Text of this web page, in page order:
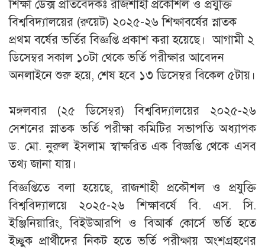
শিক্ষা ডেক্স প্রতিবেদকঃ রাজশাহী প্রকৌশল ও প্রযুক্তি
বিশ্ববিদ্যালয়ের (রুয়েট) ২০২৫-২৬ শিক্ষাবর্ষের স্নাতক
প্রথম বর্ষের ভর্তির বিজ্ঞপ্তি প্রকাশ করা হয়েছে। আগামী ২
ডিসেম্বর সকাল ১০টা থেকে ভর্তি পরীক্ষার আবেদন
অনলাইনে শুরু হয়ে, শেষ হবে ১৩ ডিসেম্বর বিকেল ৫টায়।
মঙ্গলবার (২৫ ডিসেম্বর) বিশ্ববিদ্যালয়ের ২০২৫-২৬
সেশনের স্নাতক ভর্তি পরীক্ষা কমিটির সভাপতি অধ্যাপক
ড. মো. নুরুল ইসলাম স্বাক্ষরিত এক বিজ্ঞপ্তি থেকে এসব
তথ্য জানা যায়।
বিজ্ঞপ্তিতে বলা হয়েছে, রাজশাহী প্রকৌশল ও প্রযুক্তি
বিশ্ববিদ্যালয়ে ২০২৫-২৬ শিক্ষাবর্ষে বি. এস. সি.
ইঞ্জিনিয়ারিং, বিইউআরপি ও বিআর্ক কোর্সে ভর্তি হতে
ইচ্ছুক প্রার্থীদের নিকট হতে ভর্তি পরীক্ষায় অংশগ্রহণের